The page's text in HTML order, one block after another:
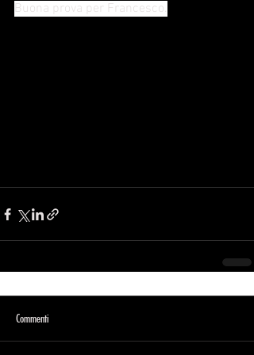
Buona prova per Francesco.
Commenti